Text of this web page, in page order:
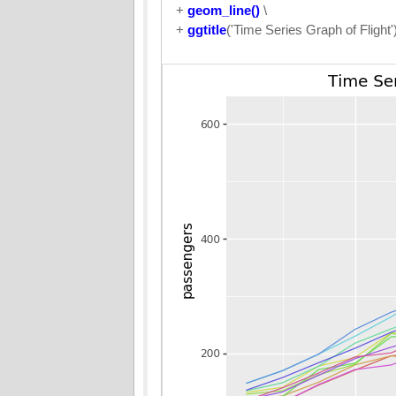
+ geom_line() \
+ ggtitle('Time Series Graph of